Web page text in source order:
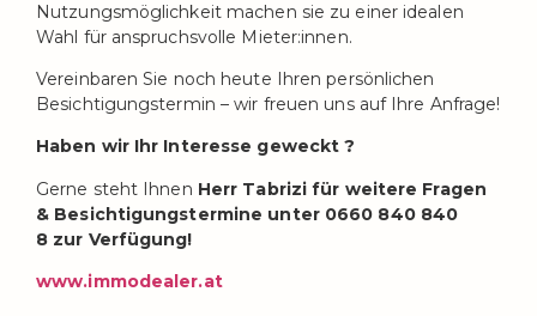
Nutzungsmöglichkeit machen sie zu einer idealen
Wahl für anspruchsvolle Mieter:innen.
Vereinbaren Sie noch heute Ihren persönlichen
Besichtigungstermin – wir freuen uns auf Ihre Anfrage!
Haben wir Ihr Interesse geweckt ?
Gerne steht Ihnen Herr Tabrizi für weitere Fragen
& Besichtigungstermine unter 0660 840 840
8 zur Verfügung!
www.immodealer.at